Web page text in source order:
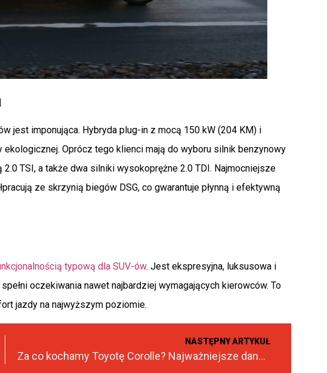
jest imponująca. Hybryda plug-in z mocą 150 kW (204 KM) i
Oprócz tego klienci mają do wyboru silnik benzynowy
TSI, a także dwa silniki wysokoprężne 2.0 TDI. Najmocniejsze
ze skrzynią biegów DSG, co gwarantuje płynną i efektywną
typową dla SUV-ów. Jest ekspresyjna, luksusowa i
oczekiwania nawet najbardziej wymagających kierowców. To
jazdy na najwyższym poziomie.
NASTĘPNY ARTYKUŁ
Za co kochamy Toyotę Corolle? Najważniejsze dane techniczne